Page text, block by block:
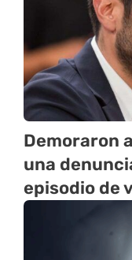
Demoraron
una
episodio de